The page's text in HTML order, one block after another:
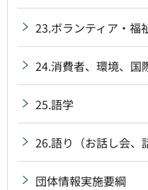
23.ボランティア・福
24.消費者、環境、国
25.語学
26.語り（お話し会、
団体情報実施要綱